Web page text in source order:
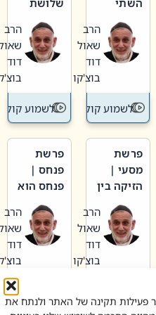
תקינה של האתר ולנתח את
וערב של
חיינו
הרב
שאול
דוד
בוצ'קו
לשמוע קול תורה – מדרש
האבות
הרב
שאול
דוד
בוצ'קו
לשמוע קול
פרשת
מסעי |
הזיקה בין
הגדול לעם הרב
שאול
דוד
בוצ'קו
לשמוע קול תורה – מדרש
פרשת
פנחס |
פנחס הוא
אליהו: בין
קנאות
הורסת
לקנאות
בונה
הרב
שאול
דוד
בוצ'קו
לשמוע קול